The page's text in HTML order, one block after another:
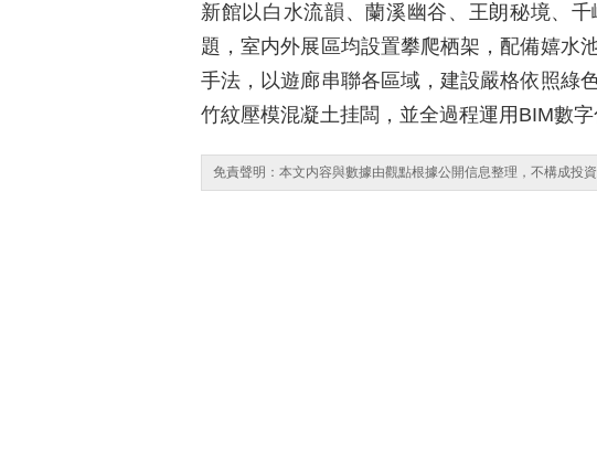
新館以白水流韻、蘭溪幽谷、王朗秘境、
題，室内外展區均設置攀爬栖架，配備嬉水
手法，以遊廊串聯各區域，建設嚴格依照綠
竹紋壓模混凝土挂闆，並全過程運用BIM數字
免責聲明：本文内容與數據由觀點根據公開信息整理，不構成投資